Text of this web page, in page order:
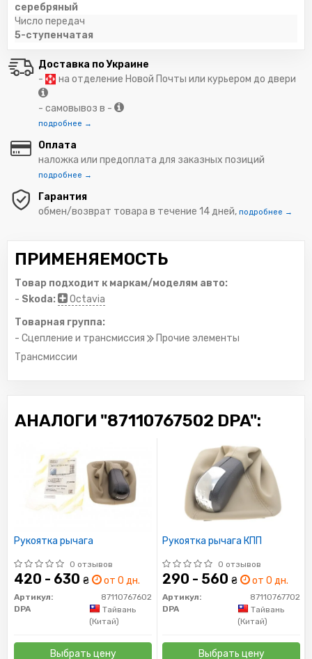
серебряный
Число передач
5-ступенчатая
Доставка по Украине
-
на отделение Новой Почты или курьером до двери
- самовывоз в -
подробнее →
Оплата
наложка или предоплата для заказных позиций
подробнее →
Гарантия
обмен/возврат товара в течение 14 дней, подробнее →
ПРИМЕНЯЕМОСТЬ
Товар подходит к маркам/моделям авто:
- Skoda:
Octavia
Товарная группа:
- Сцепление и трансмиссия
Прочие элементы
Трансмиссии
АНАЛОГИ "87110767502 DPA":
Рукоятка рычага
0 отзывов
420 - 630 ₴ от 0 дн.
Артикул:
87110767602
DPA
Тайвань
(Китай)
Выбрать цену
Рукоятка рычага КПП
0 отзывов
290 - 560 ₴ от 0 дн.
Артикул:
87110767702
DPA
Тайвань
(Китай)
Выбрать цену